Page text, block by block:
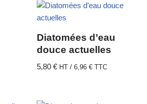
Diatomées d’eau
douce actuelles
5,80€ HT /6,96€ TTC